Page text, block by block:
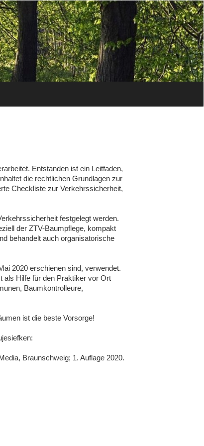
Entstanden ist ein Leitfaden,
die rechtlichen Grundlagen zur
Checkliste zur Verkehrssicherheit,
festgelegt werden.
der ZTV-Baumpflege, kompakt
behandelt auch organisatorische
2020 erschienen sind, verwendet.
als Hilfe für den Praktiker vor Ort
Baumkontrolleure,
ist die beste Vorsorge!
Braunschweig; 1. Auflage 2020.